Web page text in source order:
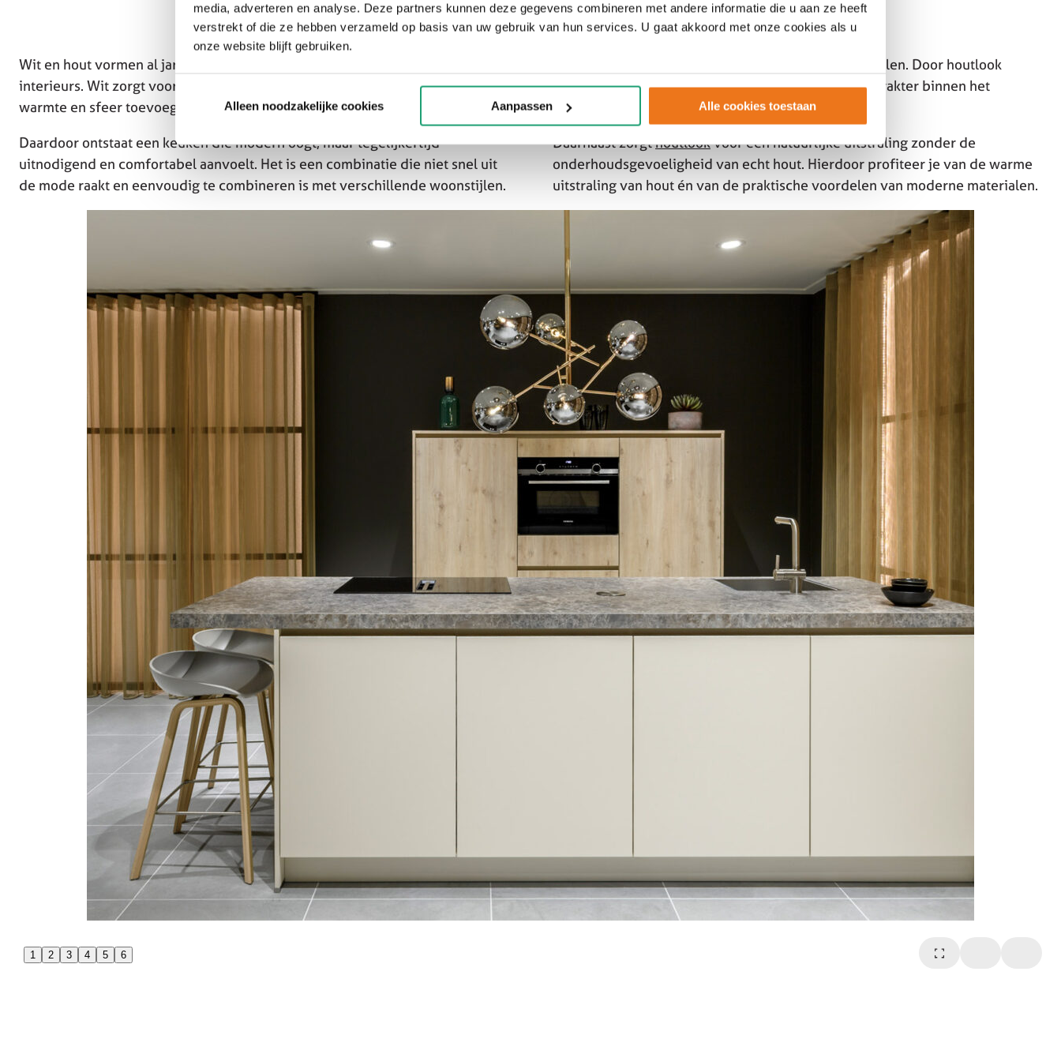
media, adverteren en analyse. Deze partners kunnen deze gegevens combineren met andere informatie die u aan ze heeft
verstrekt of die ze hebben verzameld op basis van uw gebruik van hun services. U gaat akkoord met onze cookies als u
onze website blijft gebruiken.
Alleen noodzakelijke cookies Aanpassen Alle cookies toestaan
Wit en hout vormen al jarenlang een populaire combinatie binnen moderne
interieurs. Wit zorgt voor rust, licht en een ruimtelijk gevoel, terwijl houtlook
warmte en sfeer toevoegt aan het ontwerp.
Daardoor ontstaat een keuken die modern oogt, maar tegelijkertijd
uitnodigend en comfortabel aanvoelt. Het is een combinatie die niet snel uit
de mode raakt en eenvoudig te combineren is met verschillende woonstijlen.
kan soms wat strak aanvoelen. Door houtlook
elementen toe te voegen ontstaat meer balans en karakter binnen het
ontwerp.
Daarnaast zorgthoutlookvoor een natuurlijke uitstraling zonder de
onderhoudsgevoeligheid van echt hout. Hierdoor profiteer je van de warme
uitstraling van hout én van de praktische voordelen van moderne materialen.
1 2 3 4 5 6